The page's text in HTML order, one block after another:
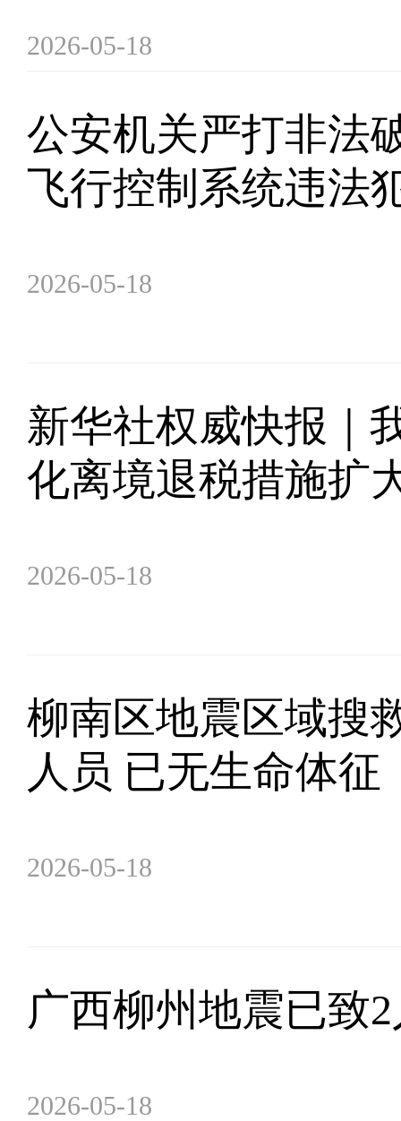
2026-05-18
公安机关严打非法
飞行控制系统违法
2026-05-18
新华社权威快报｜
化离境退税措施扩
2026-05-18
柳南区地震区域搜
人员 已无生命体征
2026-05-18
广西柳州地震已致
2026-05-18